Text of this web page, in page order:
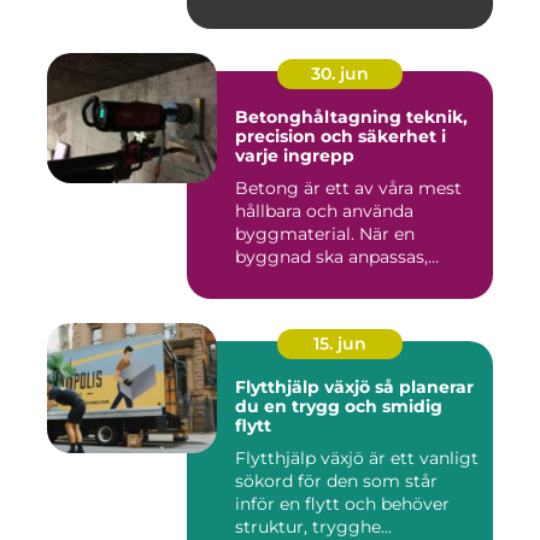
30. jun
Betonghåltagning teknik,
precision och säkerhet i
varje ingrepp
Betong är ett av våra mest
hållbara och använda
byggmaterial. När en
byggnad ska anpassas,
15. jun
Flytthjälp växjö så planerar
du en trygg och smidig
flytt
Flytthjälp växjö är ett vanligt
sökord för den som står
inför en flytt och behöver
struktur, trygghe...